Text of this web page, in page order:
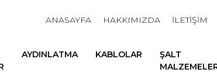
ANASAYFA HAKKIMIZDA İLETİŞİM
AYDINLATMA KABLOLAR
ŞALT